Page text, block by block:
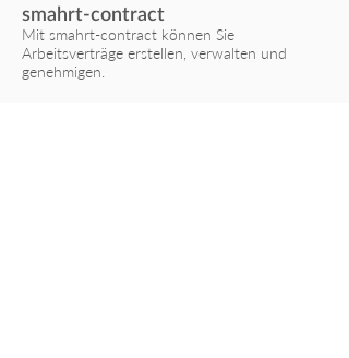
smahrt-contract
Mit smahrt-contract können Sie
Arbeitsverträge erstellen, verwalten und
genehmigen.